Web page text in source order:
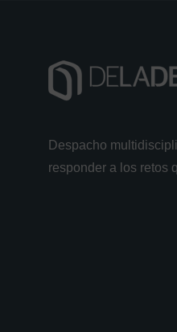
Despacho
responder a los retos